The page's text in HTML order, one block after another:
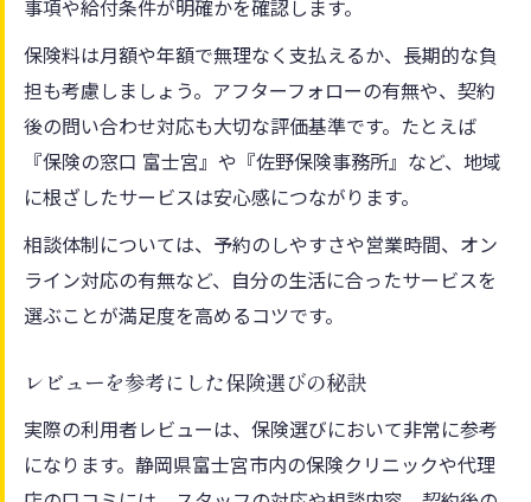
事項や給付条件が明確かを確認します。
保険料は月額や年額で無理なく支払えるか、長期的な負
担も考慮しましょう。アフターフォローの有無や、契約
後の問い合わせ対応も大切な評価基準です。たとえば
『保険の窓口 富士宮』や『佐野保険事務所』など、地域
に根ざしたサービスは安心感につながります。
相談体制については、予約のしやすさや営業時間、オン
ライン対応の有無など、自分の生活に合ったサービスを
選ぶことが満足度を高めるコツです。
レビューを参考にした保険選びの秘訣
実際の利用者レビューは、保険選びにおいて非常に参考
になります。静岡県富士宮市内の保険クリニックや代理